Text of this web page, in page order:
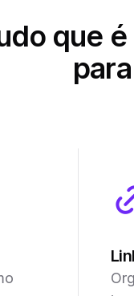
que